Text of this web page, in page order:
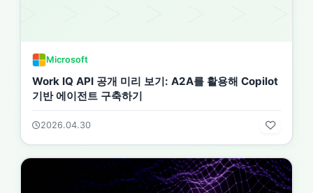
Microsoft
Work IQ API 공개 미리 보기: A2A를 활용해 Copilot
기반 에이전트 구축하기
2026.04.30